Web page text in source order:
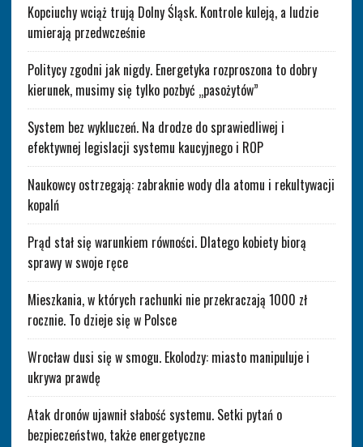
Kopciuchy wciąż trują Dolny Śląsk. Kontrole kuleją, a ludzie
umierają przedwcześnie
Politycy zgodni jak nigdy. Energetyka rozproszona to dobry
kierunek, musimy się tylko pozbyć „pasożytów”
System bez wykluczeń. Na drodze do sprawiedliwej i
efektywnej legislacji systemu kaucyjnego i ROP
Naukowcy ostrzegają: zabraknie wody dla atomu i rekultywacji
kopalń
Prąd stał się warunkiem równości. Dlatego kobiety biorą
sprawy w swoje ręce
Mieszkania, w których rachunki nie przekraczają 1000 zł
rocznie. To dzieje się w Polsce
Wrocław dusi się w smogu. Ekolodzy: miasto manipuluje i
ukrywa prawdę
Atak dronów ujawnił słabość systemu. Setki pytań o
bezpieczeństwo, także energetyczne